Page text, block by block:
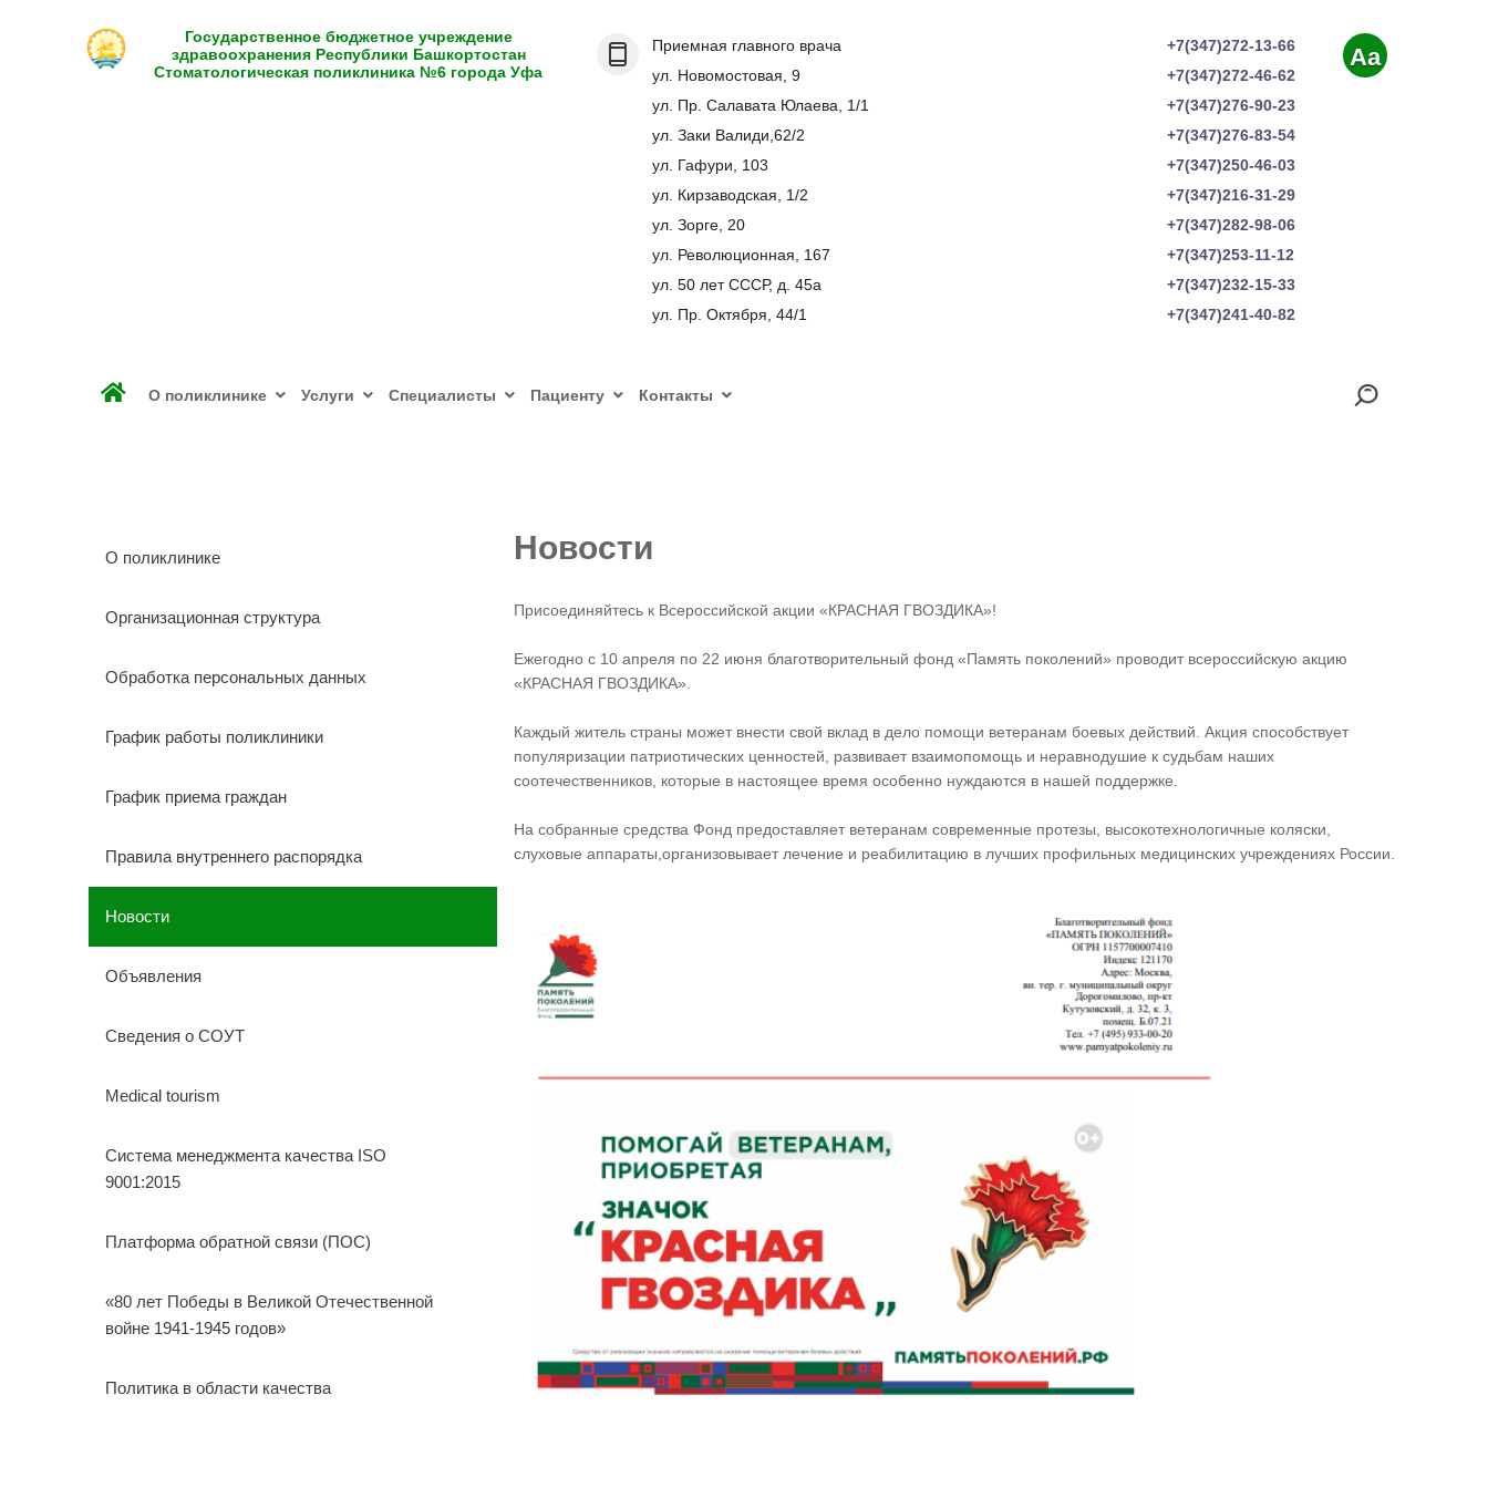
Государственное бюджетное учреждение
здравоохранения Республики Башкортостан
Стоматологическая поликлиника №6 города Уфа
+7(347)272-13-66
Приемная главного врача
+7(347)272-46-62
ул. Новомостовая, 9
+7(347)276-90-23
ул. Пр. Салавата Юлаева, 1/1
+7(347)276-83-54
ул. Заки Валиди,62/2
+7(347)250-46-03
ул. Гафури, 103
+7(347)216-31-29
ул. Кирзаводская, 1/2
+7(347)282-98-06
ул. Зорге, 20
+7(347)253-11-12
ул. Революционная, 167
+7(347)232-15-33
ул. 50 лет СССР, д. 45а
+7(347)241-40-82
ул. Пр. Октября, 44/1
Aa
О поликлинике Услуги Специалисты Пациенту Контакты
О поликлинике
Организационная структура
Обработка персональных данных
График работы поликлиники
График приема граждан
Правила внутреннего распорядка
Новости
Объявления
Сведения о СОУТ
Medical tourism
Система менеджмента качества ISO
9001:2015
Платформа обратной связи (ПОС)
«80 лет Победы в Великой Отечественной
войне 1941-1945 годов»
Политика в области качества
Новости
Присоединяйтесь к Всероссийской акции «КРАСНАЯ ГВОЗДИКА»!
Ежегодно с 10 апреля по 22 июня благотворительный фонд «Память поколений» проводит всероссийскую акцию
«КРАСНАЯ ГВОЗДИКА».
Каждый житель страны может внести свой вклад в дело помощи ветеранам боевых действий. Акция способствует
популяризации патриотических ценностей, развивает взаимопомощь и неравнодушие к судьбам наших
соотечественников, которые в настоящее время особенно нуждаются в нашей поддержке.
На собранные средства Фонд предоставляет ветеранам современные протезы, высокотехнологичные коляски,
слуховые аппараты,организовывает лечение и реабилитацию в лучших профильных медицинских учреждениях России.